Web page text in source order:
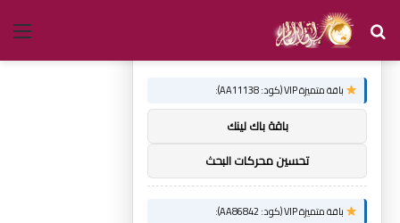
بحث
عن
توصيات :
باقة متميزة VIP (كود: AA11138):
باقة باك لينك
تحسين محركات البحث
باقة متميزة VIP (كود: AA86842):